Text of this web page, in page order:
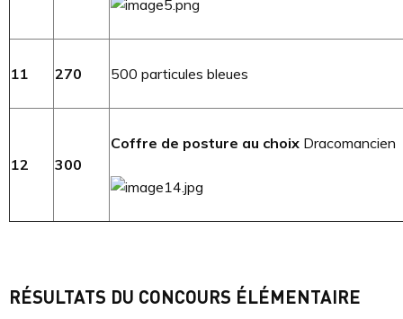
11 270 500 particules bleues
12 300
Coffre de posture au choix Dracomancien
RÉSULTATS DU CONCOURS ÉLÉMENTAIRE